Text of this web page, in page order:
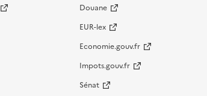
Douane
EUR-lex
Economie.gouv.fr
Impots.gouv.fr
Sénat